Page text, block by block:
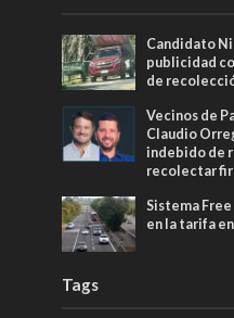
Candidato
publicidad
de
Vecinos de
Claudio
indebido de
recolectar
Sistema
en la tarifa
Tags